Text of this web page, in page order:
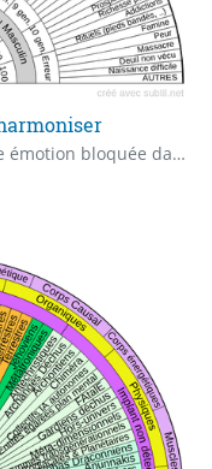
Pour retrouver un traumatisme ou une émotion bloquée dans la lignée. Quelle est le traumatisme ? Dans quelle génération ce traumatisme s'est il produit ?